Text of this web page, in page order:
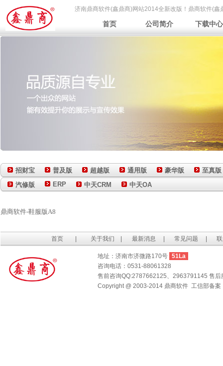
济南鼎商软件(鑫鼎商)网站2014全新改版！鼎商软件(鑫
首页 公司简介 下载中心
招财宝 普及版 超越版 通用版 豪华版
至真版
汽修版
ERP 中天CRM 中天OA
鼎商软件-鞋服版A8
首页 | 关于我们 | 最新消息 | 常见问题 |
地址：济南市济微路170号
51La
咨询电话：0531-88061328
售前咨询QQ:2787662125、2963791145 售
Copyright @ 2003-2014 鼎商软件 工信部备案